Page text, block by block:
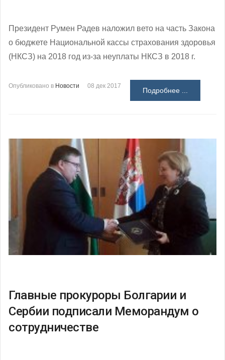
Президент Румен Радев наложил вето на часть Закона
о бюджете Национальной кассы страхования здоровья
(НКСЗ) на 2018 год из-за неуплаты НКСЗ в 2018 г.
Опубликовано в Новости 08 дек 2017
Подробнее ...
Главные прокуроры Болгарии и
Сербии подписали Меморандум о
сотрудничестве